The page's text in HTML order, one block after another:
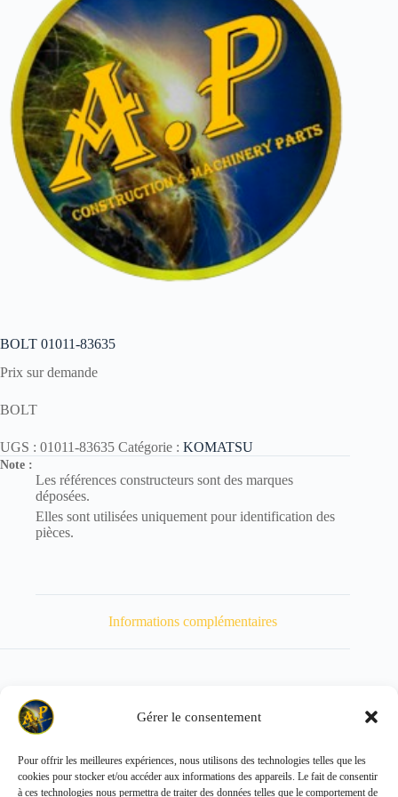
Gérer le consentement
Pour offrir les meilleures expériences, nous utilisons des technologies telles que les
cookies pour stocker et/ou accéder aux informations des appareils. Le fait de consentir
à ces technologies nous permettra de traiter des données telles que le comportement de
BOLT 01011-83635
Prix sur demande
BOLT
UGS : 01011-83635 Catégorie : KOMATSU
Note :
Les références constructeurs sont des marques
déposées.
Elles sont utilisées uniquement pour identification des
pièces.
Informations complémentaires
Poids 1429 kg
Copyright © 2026 - ALL PARTS FRANCE SAS